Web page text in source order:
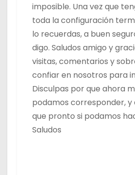
imposible. Una vez que
toda la configuración
lo recuerdas, a buen
digo. Saludos amigo y
visitas, comentarios y
confiar en nosotros para
Disculpas por que ahora
podamos corresponder, y
que pronto si podamos
Saludos